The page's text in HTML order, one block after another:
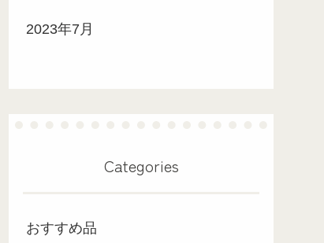
2023年7月
Categories
おすすめ品